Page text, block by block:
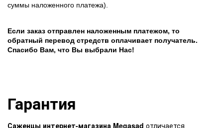
суммы наложенного платежа).
Если заказ отправлен наложенным платежом, то
обратный перевод стредств оплачивает получатель.
Спасибо Вам, что Вы выбрали Нас!
Гарантия
Саженцы интернет-магазина Megasad отличается